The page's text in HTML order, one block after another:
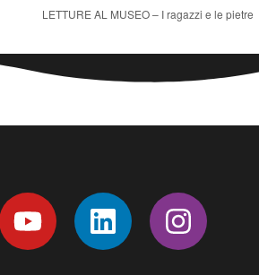
LETTURE AL MUSEO – I ragazzi e le pietre